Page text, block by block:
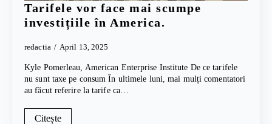
Tarifele vor face mai scumpe
investițiile în America.
redactia April 13, 2025
Kyle Pomerleau, American Enterprise Institute De ce tarifele
nu sunt taxe pe consum În ultimele luni, mai mulți comentatori
au făcut referire la tarife ca…
Citește